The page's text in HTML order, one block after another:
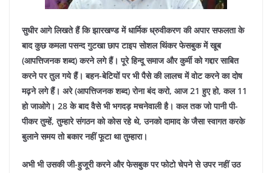
सुधीर आगे लिखते हैं कि झारखण्ड में धार्मिक ध्रुवीकरण की अपार सफलता के
बाद कुछ कमला पसन्द गुटखा छाप टाइप सोशल थिंकर फेसबुक में खूब
(आपत्तिजनक शब्द) करने लगे हैं। पूरे हिन्दू समाज और कुर्मी को गद्दार साबित
करने पर तुल गये हैं। बहन-बेटियों पर भी पैसे की लालच में वोट करने का दोष
मढ़ने लगे हैं। अरे (आपत्तिजनक शब्द) रोना बंद करो, आज 21 हुए हो, कल 11
हो जाओगे। 28 के बाद वैसे भी भगदड़ मचनेवाली है। कल तक जो पानी पी-
पीकर तुम्हें, तुम्हारे संगठन को कोस रहे थे, उनको दामाद के जैसा स्वागत करके
बुलाने समय तो बकार नहीं फूटा था तुम्हारा।
अभी भी उसकी जी-हुजूरी करने और फेसबुक पर फोटो चेपने से उपर नहीं उठ